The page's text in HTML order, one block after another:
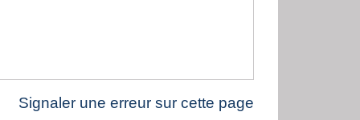
Signaler une erreur sur cette page